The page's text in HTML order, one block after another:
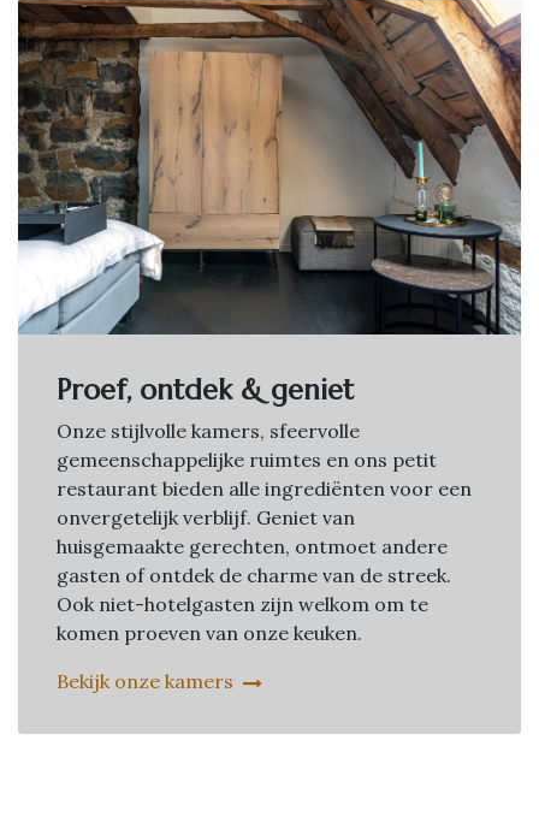
Proef, ontdek & geniet
Onze stijlvolle kamers, sfeervolle
gemeenschappelijke ruimtes en ons petit
restaurant bieden alle ingrediënten voor een
onvergetelijk verblijf. Geniet van
huisgemaakte gerechten, ontmoet andere
gasten of ontdek de charme van de streek.
Ook niet-hotelgasten zijn welkom om te
komen proeven van onze keuken.
Bekijk onze kamers